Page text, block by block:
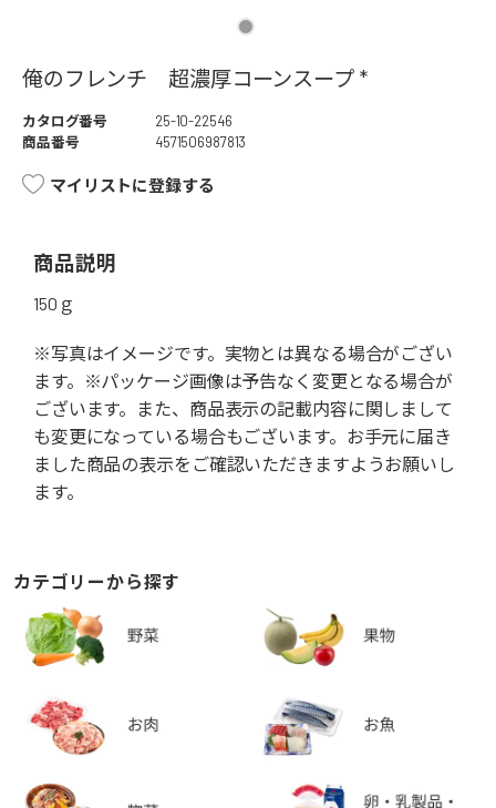
俺のフレンチ 超濃厚コーンスープ *
カタログ番号
25-10-22546
商品番号
4571506987813
マイリストに登録する
商品説明
150ｇ
※写真はイメージです。実物とは異なる場合がござい
ます。※パッケージ画像は予告なく変更となる場合が
ございます。また、商品表示の記載内容に関しまして
も変更になっている場合もございます。お手元に届き
ました商品の表示をご確認いただきますようお願いし
ます。
カテゴリーから探す